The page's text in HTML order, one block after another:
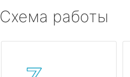
Схема работы